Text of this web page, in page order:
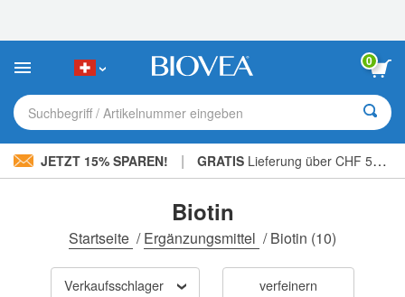
Sie:
Website
ein
Barrierefreiheitssystem.
0
Suchbegriff / Artikelnummer eingeben
JETZT 15% SPAREN! | GRATIS Lieferung über CHF 56.00 »
Biotin
Startseite /Ergänzungsmittel /Biotin (10)
Verkaufsschlager verfeinern